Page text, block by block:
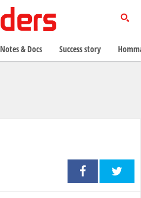
Notes & Docs Success story